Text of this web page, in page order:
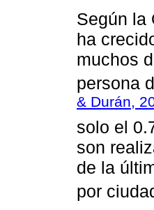
Según la
ha
muchos
persona
& Durán,
solo el
son
de la
por